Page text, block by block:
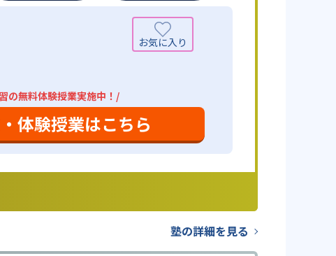
の無料体験授業実施中！/
体験授業はこちら
塾の詳細を見る